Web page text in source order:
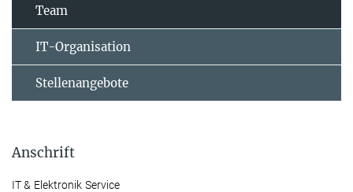
Team
IT-Organisation
Stellenangebote
Anschrift
IT & Elektronik Service